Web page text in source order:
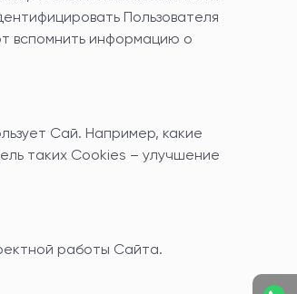
Пользователя
вспомнить информацию о
Сай. Например, какие
таких Cookies – улучшение
работы Сайта.